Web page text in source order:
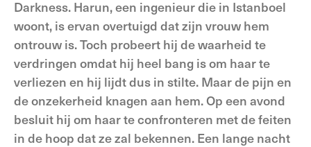
Darkness. Harun, een ingenieur die in Istanboel
woont, is ervan overtuigd dat zijn vrouw hem
ontrouw is. Toch probeert hij de waarheid te
verdringen omdat hij heel bang is om haar te
verliezen en hij lijdt dus in stilte. Maar de pijn en
de onzekerheid knagen aan hem. Op een avond
besluit hij om haar te confronteren met de feiten
in de hoop dat ze zal bekennen. Een lange nacht